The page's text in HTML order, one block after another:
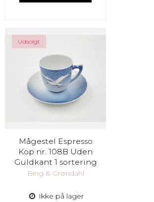
Udsolgt
Mågestel Espresso
Kop nr. 108B Uden
Guldkant 1 sortering
Bing & Grøndahl
Ikke på lager